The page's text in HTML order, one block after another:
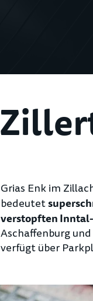
Grias Enk im
bedeutet
verstopften
Aschaffenburg
verfügt über